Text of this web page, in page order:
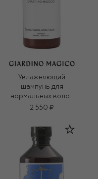
Увлажняющий
шампунь для
нормальных волос
Tonka, Vanilla, White
2 550 ₽